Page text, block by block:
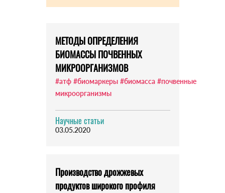
МЕТОДЫ ОПРЕДЕЛЕНИЯ
БИОМАССЫ ПОЧВЕННЫХ
МИКРООРГАНИЗМОВ
#атф #биомаркеры #биомасса #почвенные
микроорганизмы
Научные статьи
03.05.2020
Производство дрожжевых
продуктов широкого профиля